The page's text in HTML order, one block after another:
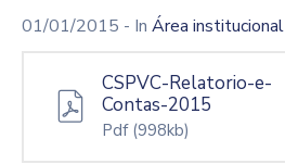
01/01/2015 - In Área institucional
CSPVC-Relatorio-e-
Contas-2015
Pdf (998kb)